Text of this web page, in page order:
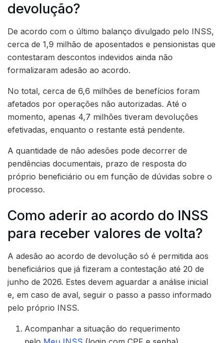
devolução?
De acordo com o último balanço divulgado pelo INSS,
cerca de 1,9 milhão de aposentados e pensionistas que
contestaram descontos indevidos ainda não
formalizaram adesão ao acordo.
No total, cerca de 6,6 milhões de benefícios foram
afetados por operações não autorizadas. Até o
momento, apenas 4,7 milhões tiveram devoluções
efetivadas, enquanto o restante está pendente.
A quantidade de não adesões pode decorrer de
pendências documentais, prazo de resposta do
próprio beneficiário ou em função de dúvidas sobre o
processo.
Como aderir ao acordo do INSS
para receber valores de volta?
A adesão ao acordo de devolução só é permitida aos
beneficiários que já fizeram a contestação até 20 de
junho de 2026. Estes devem aguardar a análise inicial
e, em caso de aval, seguir o passo a passo informado
pelo próprio INSS.
Acompanhar a situação do requerimento